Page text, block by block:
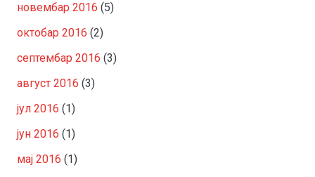
новембар 2016 (5)
октобар 2016 (2)
септембар 2016 (3)
август 2016 (3)
јул 2016 (1)
јун 2016 (1)
мај 2016 (1)